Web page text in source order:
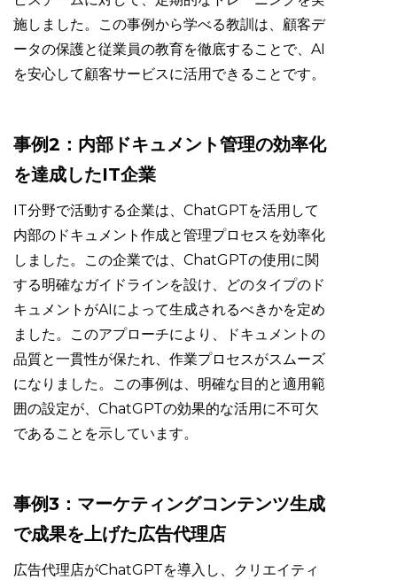
施しました。この事例から学べる教訓は、顧客デ
ータの保護と従業員の教育を徹底することで、AI
を安心して顧客サービスに活用できることです。
事例2：内部ドキュメント管理の効率化
を達成したIT企業
IT分野で活動する企業は、ChatGPTを活用して
内部のドキュメント作成と管理プロセスを効率化
しました。この企業では、ChatGPTの使用に関
する明確なガイドラインを設け、どのタイプのド
キュメントがAIによって生成されるべきかを定め
ました。このアプローチにより、ドキュメントの
品質と一貫性が保たれ、作業プロセスがスムーズ
になりました。この事例は、明確な目的と適用範
囲の設定が、ChatGPTの効果的な活用に不可欠
であることを示しています。
事例3：マーケティングコンテンツ生成
で成果を上げた広告代理店
広告代理店がChatGPTを導入し、クリエイティ